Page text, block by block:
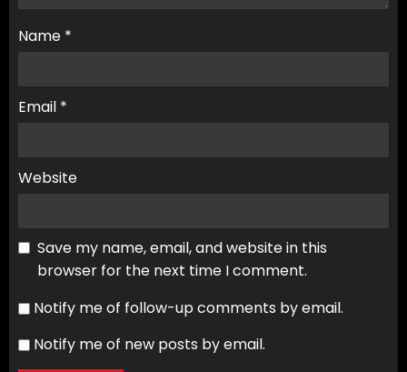
Name *
Email *
Website
Save my name, email, and website in this
browser for the next time I comment.
Notify me of follow-up comments by email.
Notify me of new posts by email.